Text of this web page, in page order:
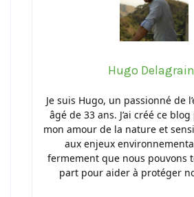
Hugo
Je suis Hugo, un passionné de
âgé de 33 ans. J’ai créé ce
mon amour de la nature et
aux enjeux
fermement que nous pouvons
part pour aider à protéger